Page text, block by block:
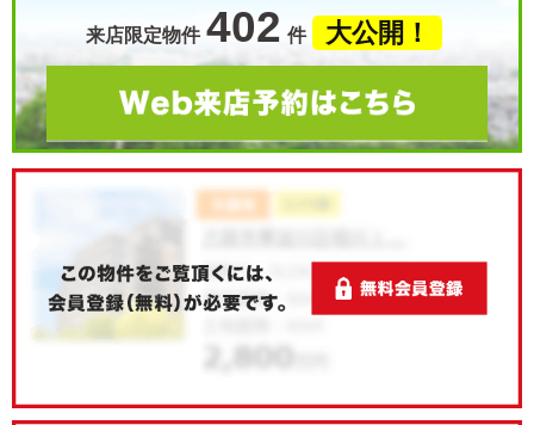
来店限定物件 402 件 大公開！